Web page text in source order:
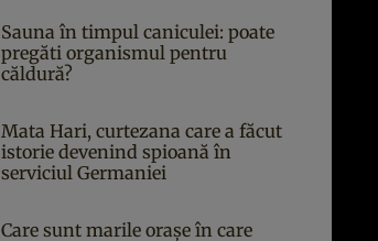
Sauna în timpul caniculei: poate
pregăti organismul pentru
căldură?
Mata Hari, curtezana care a făcut
istorie devenind spioană în
serviciul Germaniei
Care sunt marile orașe în care